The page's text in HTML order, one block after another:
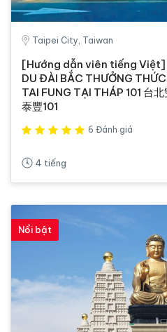
Taipei City, Taiwan
[Hướng dẫn viên tiếng Việt]
DU ĐÀI BẮC THƯỞNG
TAI FUNG TẠI THÁP 101 台
泰豐101
6 Đánh giá
4 tiếng
Nổi bật